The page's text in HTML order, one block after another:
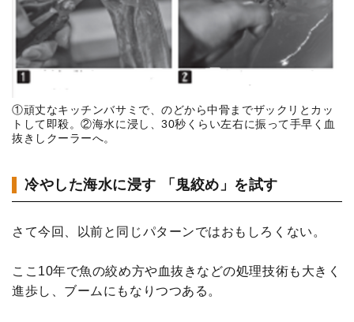
①頑丈なキッチンバサミで、のどから中骨までザックリとカッ
トして即殺。②海水に浸し、30秒くらい左右に振って手早く血
抜きしクーラーへ。
冷やした海水に浸す 「鬼絞め」を試す
さて今回、以前と同じパターンではおもしろくない。
ここ10年で魚の絞め方や血抜きなどの処理技術も大きく
進歩し、ブームにもなりつつある。